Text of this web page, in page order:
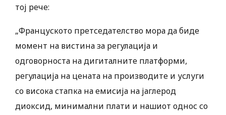
тој рече:
„Француското претседателство мора да биде
момент на вистина за регулација и
одговорноста на дигиталните платформи,
регулација на цената на производите и услуги
со висока стапка на емисија на јаглерод
диоксид, минимални плати и нашиот однос со